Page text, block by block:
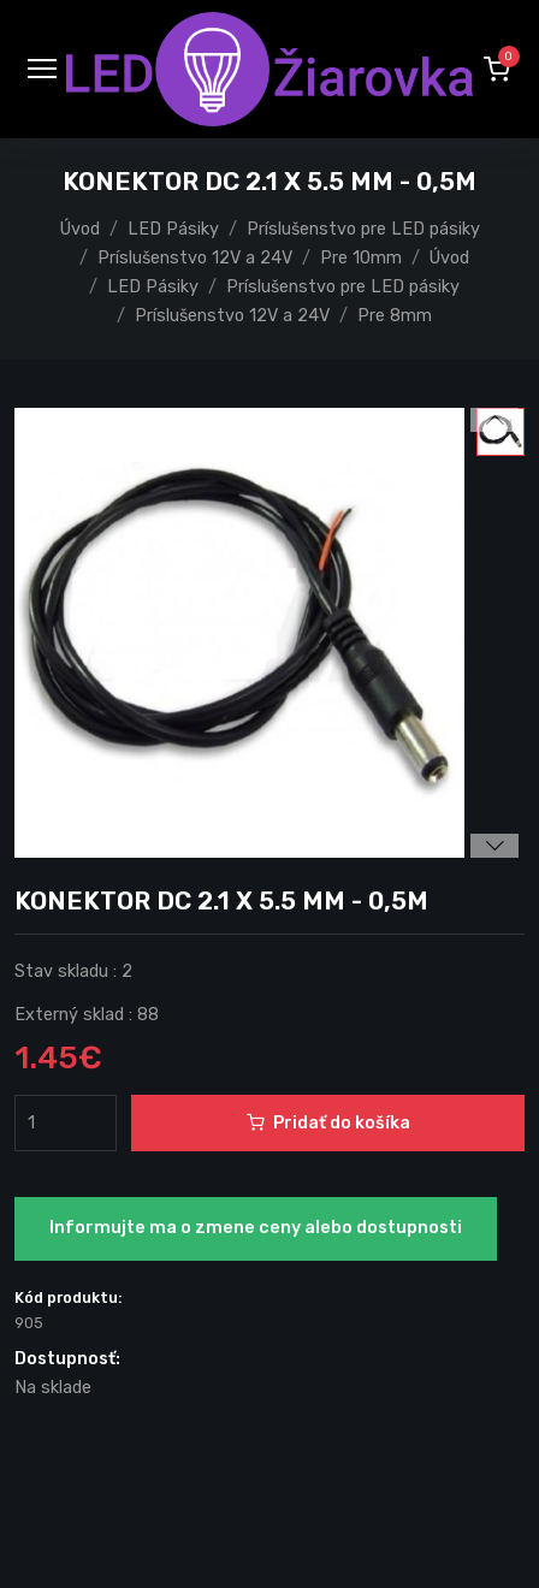
0
KONEKTOR DC 2.1 X 5.5 MM - 0,5M
Úvod LED Pásiky
Príslušenstvo pre LED pásiky
Príslušenstvo 12V a 24V
Pre 10mm
Úvod
LED Pásiky
Príslušenstvo pre LED pásiky
Príslušenstvo 12V a 24V
Pre 8mm
KONEKTOR DC 2.1 X 5.5 MM - 0,5M
Stav skladu : 2
Externý sklad : 88
1.45€
Pridať do košíka
Informujte ma o zmene ceny alebo dostupnosti
Kód produktu:
905
Dostupnosť:
Na sklade